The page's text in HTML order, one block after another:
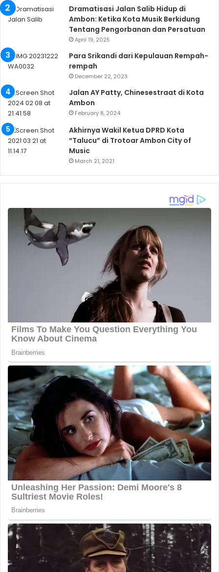
Dramatisasi Jalan Salib Hidup di
Ambon: Ketika Kota Musik Berkidung
Tentang Pengorbanan dan Persatuan
April 19, 2025
Para Srikandi dari Kepulauan Rempah-
rempah
December 22, 2023
Jalan AY Patty, Chinesestraat di Kota
Ambon
February 8, 2024
Akhirnya Wakil Ketua DPRD Kota
“Talucu” di Trotoar Ambon City of
Music
March 21, 2021